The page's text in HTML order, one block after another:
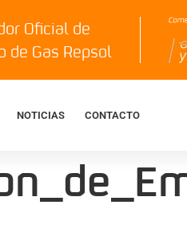
Oficial de
de Gas Repsol
NOTICIAS CONTACTO